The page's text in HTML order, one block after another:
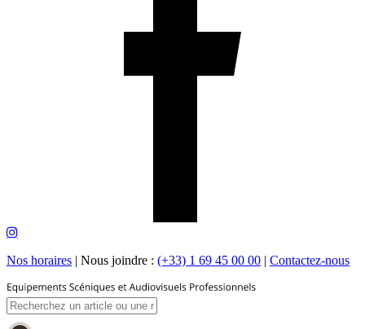
Nos horaires | Nous joindre : (+33) 1 69 45 00 00 | Contactez-nous